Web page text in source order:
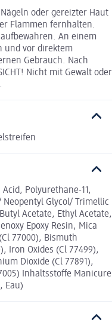
oder gereizter Haut
Flammen fernhalten.
An einem
und vor direktem
Gebrauch. Nach
Nicht mit Gewalt oder
Polyurethane-11,
Glycol/ Trimellic
Acetate, Ethyl Acetate,
Epoxy Resin, Mica
77000), Bismuth
Iron Oxides (Cl 77499),
Dioxide (Cl 77891),
Inhaltsstoffe Manicure
Eau)